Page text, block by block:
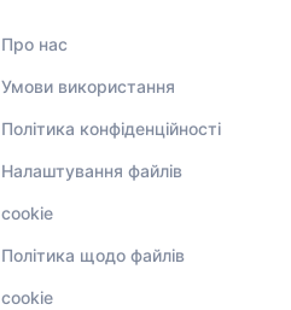
Про нас
Умови використання
Політика конфіденційності
Налаштування файлів
cookie
Політика щодо файлів
cookie